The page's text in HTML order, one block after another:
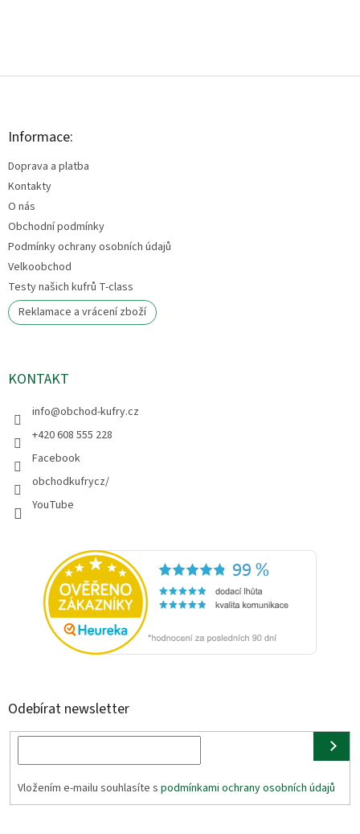
Z
Informace:
Doprava a platba
Kontakty
O nás
Obchodní podmínky
Podmínky ochrany osobních údajů
Velkoobchod
Testy našich kufrů T-class
Reklamace a vrácení zboží
KONTAKT
info@obchod-kufry.cz
+420 608 555 228
Facebook
obchodkufrycz/
YouTube
Odebírat newsletter
Vložením e-mailu souhlasíte s podmínkami ochrany osobních údajů